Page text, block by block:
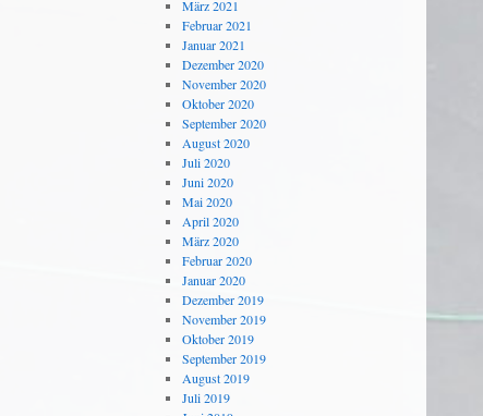
März 2021
Februar 2021
Januar 2021
Dezember 2020
November 2020
Oktober 2020
September 2020
August 2020
Juli 2020
Juni 2020
Mai 2020
April 2020
März 2020
Februar 2020
Januar 2020
Dezember 2019
November 2019
Oktober 2019
September 2019
August 2019
Juli 2019